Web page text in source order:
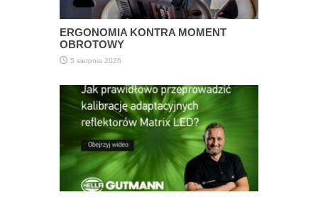
ERGONOMIA KONTRA MOMENT
OBROTOWY
5 sierpnia 2026